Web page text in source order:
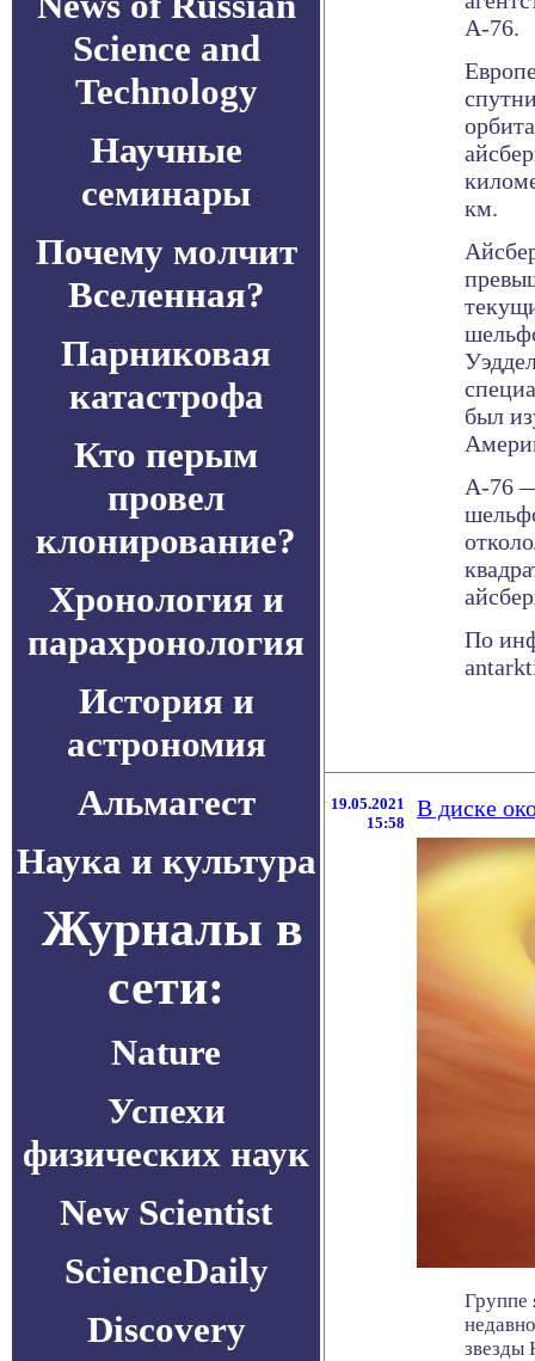
Science and
Technology
Научные
семинары
Почему молчит
Вселенная?
Парниковая
катастрофа
Кто перым
провел
клонирование?
Хронология и
парахронология
История и
астрономия
Альмагест
Наука и культура
Журналы в
сети:
Nature
Успехи
физических наук
New Scientist
ScienceDaily
Discovery
А-76.
км.
был
А-76
По
19.05.2021
15:58
В диске
Группе
звезды